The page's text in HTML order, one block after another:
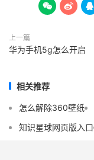
  
上一篇
华为手机5g怎么开启
相关推荐
怎么解除360壁纸
知识星球网页版入口